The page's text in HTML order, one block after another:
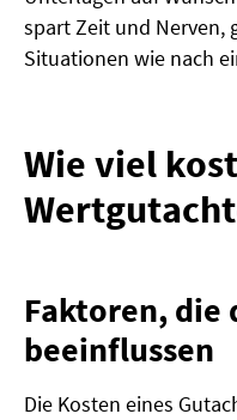
spart Zeit und Nerven,
Situationen wie nach
Wie viel
Faktoren, die
beeinflussen
Die Kosten eines